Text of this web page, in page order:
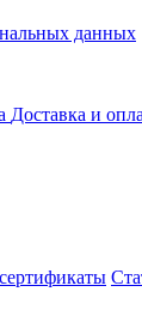
данных
Доставка и